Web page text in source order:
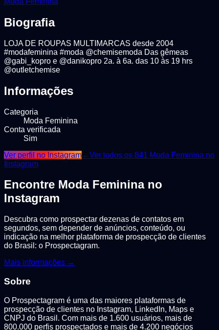
Biografia
LOJA DE ROUPAS MULTIMARCAS desde 2004
#modafeminina #moda @chemisemoda Das gêmeas
@gabi_kopro e @danikopro 2a. à 6a. das 10 às 19 hrs
@outletchemise
Informações
Categoria
Moda Feminina
Conta verificada
Sim
Ver perfil no Instagram←Ver todos os 841 Moda Feminina no
Instagram
Encontre Moda Femininano
Instagram
Descubra como prospectar dezenas de contatos em
segundos, sem depender de anúncios, conteúdo, ou
indicação na melhor plataforma de prospecção de clientes
do Brasil: o Prospectagram.
Mais informações →
Sobre
O Prospectagram é uma das maiores plataformas de
prospecção de clientes no Instagram, LinkedIn, Maps e
CNPJ do Brasil. Com mais de 1.600 usuários, mais de
800.000 perfis prospectados e mais de 4.200 negócios